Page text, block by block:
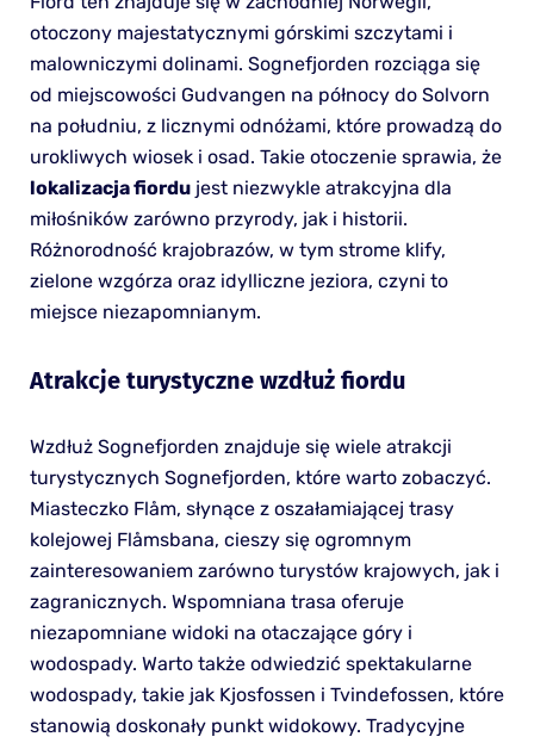
otoczony majestatycznymi górskimi szczytami i
malowniczymi dolinami. Sognefjorden rozciąga się
od miejscowości Gudvangen na północy do Solvorn
na południu, z licznymi odnóżami, które prowadzą do
urokliwych wiosek i osad. Takie otoczenie sprawia, że
lokalizacja fiordujest niezwykle atrakcyjna dla
miłośników zarówno przyrody, jak i historii.
Różnorodność krajobrazów, w tym strome klify,
zielone wzgórza oraz idylliczne jeziora, czyni to
miejsce niezapomnianym.
Atrakcje turystyczne wzdłuż fiordu
Wzdłuż Sognefjorden znajduje się wiele atrakcji
turystycznych Sognefjorden, które warto zobaczyć.
Miasteczko Flåm, słynące z oszałamiającej trasy
kolejowej Flåmsbana, cieszy się ogromnym
zainteresowaniem zarówno turystów krajowych, jak i
zagranicznych. Wspomniana trasa oferuje
niezapomniane widoki na otaczające góry i
wodospady. Warto także odwiedzić spektakularne
wodospady, takie jak Kjosfossen i Tvindefossen, które
stanowią doskonały punkt widokowy. Tradycyjne